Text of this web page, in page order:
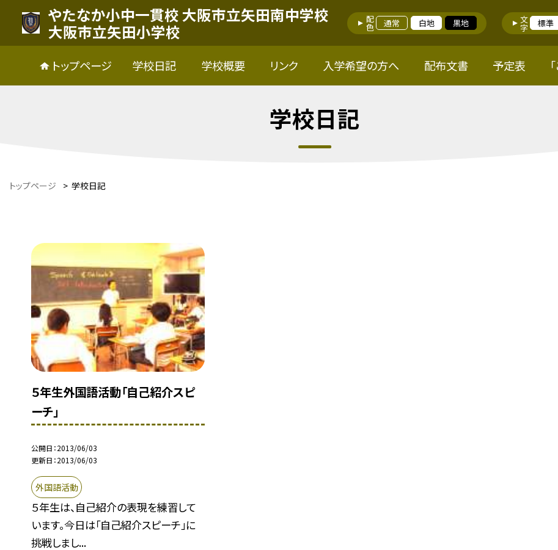
やたなか小中一貫校 大阪市立矢田南中学校
大阪市立矢田小学校
配色 通常 白地 黒地 文字 標準
トップページ 学校日記 学校概要 リンク 入学希望の方へ 配布文書 予定表
学校日記
トップページ > 学校日記
５年生外国語活動「自己紹介スピ
ーチ」
公開日 2013/06/03
更新日 2013/06/03
外国語活動
５年生は、自己紹介の表現を練習して
います。今日は「自己紹介スピーチ」に
挑戦しまし...